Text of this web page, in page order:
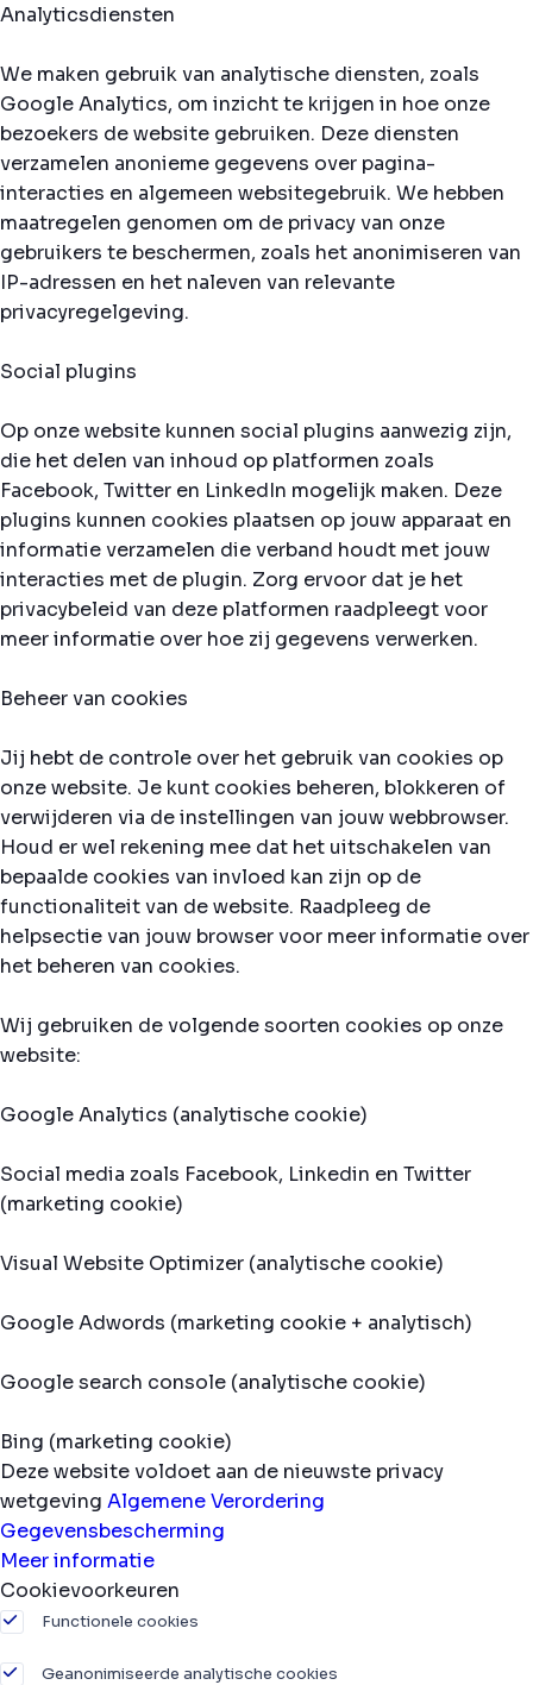
Analyticsdiensten
We maken gebruik van analytische diensten, zoals
Google Analytics, om inzicht te krijgen in hoe onze
bezoekers de website gebruiken. Deze diensten
verzamelen anonieme gegevens over pagina-
interacties en algemeen websitegebruik. We hebben
maatregelen genomen om de privacy van onze
gebruikers te beschermen, zoals het anonimiseren van
IP-adressen en het naleven van relevante
privacyregelgeving.
Social plugins
Op onze website kunnen social plugins aanwezig zijn,
die het delen van inhoud op platformen zoals
Facebook, Twitter en LinkedIn mogelijk maken. Deze
plugins kunnen cookies plaatsen op jouw apparaat en
informatie verzamelen die verband houdt met jouw
interacties met de plugin. Zorg ervoor dat je het
privacybeleid van deze platformen raadpleegt voor
meer informatie over hoe zij gegevens verwerken.
Beheer van cookies
Jij hebt de controle over het gebruik van cookies op
onze website. Je kunt cookies beheren, blokkeren of
verwijderen via de instellingen van jouw webbrowser.
Houd er wel rekening mee dat het uitschakelen van
bepaalde cookies van invloed kan zijn op de
functionaliteit van de website. Raadpleeg de
helpsectie van jouw browser voor meer informatie over
het beheren van cookies.
Wij gebruiken de volgende soorten cookies op onze
website:
Google Analytics (analytische cookie)
Social media zoals Facebook, Linkedin en Twitter
(marketing cookie)
Visual Website Optimizer (analytische cookie)
Google Adwords (marketing cookie + analytisch)
Google search console (analytische cookie)
Bing (marketing cookie)
Deze website voldoet aan de nieuwste privacy
wetgeving Algemene Verordering
Gegevensbescherming
Meer informatie
Cookievoorkeuren
Functionele cookies
Geanonimiseerde analytische cookies